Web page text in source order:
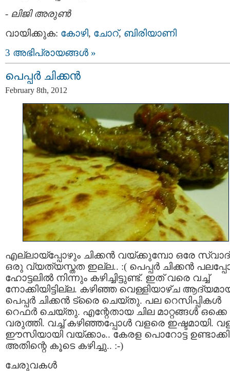
- ലിജി അരുണ്‍
വായിക്കുക: കോഴി, ചോറ്, ബിരിയാണി
3 അഭിപ്രായങ്ങള്‍ »
പെപ്പര്‍ ചിക്കന്‍
February 8th, 2012
എല്ലായ്പ്പോഴും ചിക്കന്‍ വയ്ക്കുമ്പോ ഒരേ
ഒരു വ്യത്യസ്തത ഇല്ല.. :( പെപ്പര്‍ ചിക്കന്‍
ഹോട്ടലില്‍ നിന്നും കഴിച്ചിട്ടുണ്ട്. ഇത് വരെ വച്ച്
നോക്കിയിട്ടില്ല. കഴിഞ്ഞ വെള്ളിയാഴ്ച
പെപ്പര്‍ ചിക്കന്‍ ട്രൈ ചെയ്തു. പല റെസിപ്പികള്‍
റെഫര്‍ ചെയ്തു. എന്റേതായ ചില മാറ്റങ്ങള്‍ ഒക്കെ
വരുത്തി. വച്ച് കഴിഞ്ഞപ്പോള്‍ വളരെ ഇഷ്ടമായി.
ഈസിയായി വയ്ക്കാം.. കേരള പൊറോട്ട ഉണ്ടാക്കി
അതിന്റെ കൂടെ കഴിച്ചു.. :-)
ചേരുവകള്‍